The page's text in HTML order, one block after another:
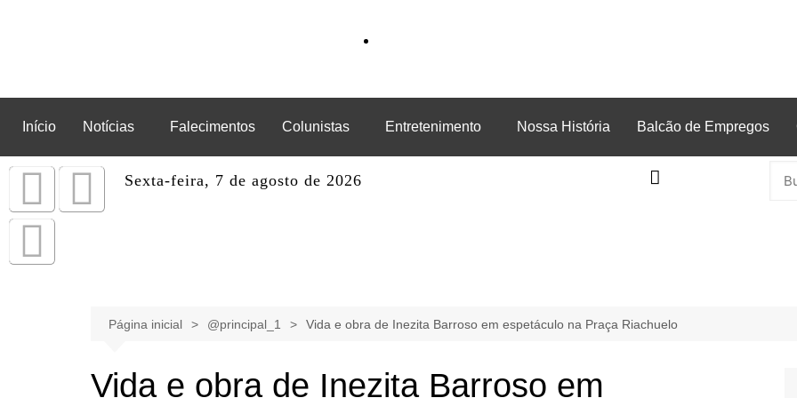
Início Notícias Falecimentos Colunistas Entretenimento Nossa História Balcão de Empregos
Sexta-feira, 7 de agosto de 2026
Página inicial @principal_1 Vida e obra de Inezita Barroso em espetáculo na Praça Riachuelo
Vida e obra de Inezita Barroso em